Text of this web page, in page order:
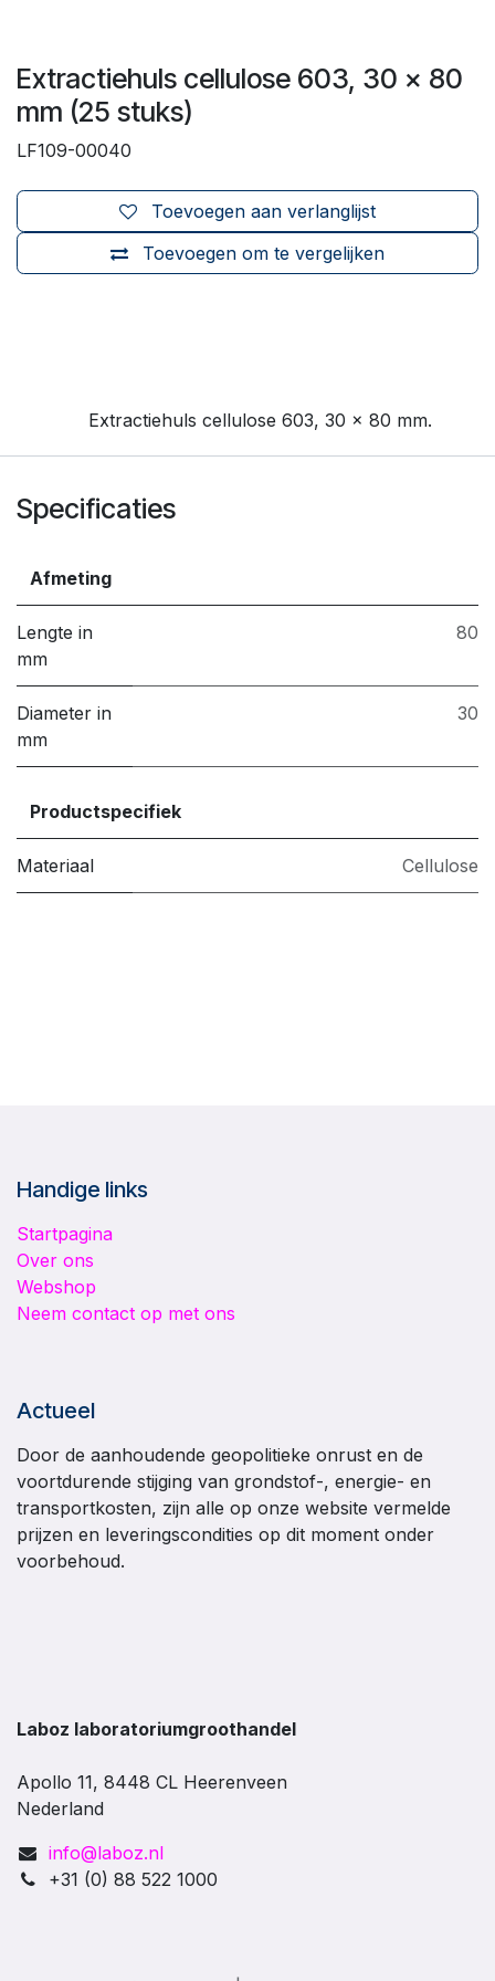
Extractiehuls cellulose 603, 30 x 80
mm (25 stuks)
LF109-00040
Toevoegen om te vergelijken
Toevoegen aan verlanglijst
Extractiehuls cellulose 603, 30 x 80 mm.
Specificaties
Afmeting
Lengte in
mm
80
Diameter in
mm
30
Productspecifiek
Materiaal Cellulose
Handige links
Startpagina
Over ons
Webshop
Neem contact op met ons
Actueel
Door de aanhoudende geopolitieke onrust en de
voortdurende stijging van grondstof-, energie- en
transportkosten, zijn alle op onze website vermelde
prijzen en leveringscondities op dit moment onder
voorbehoud.
Laboz laboratoriumgroothandel
Apollo 11, 8448 CL Heerenveen
Nederland
info@laboz.nl
+31 (0) 88 522 1000